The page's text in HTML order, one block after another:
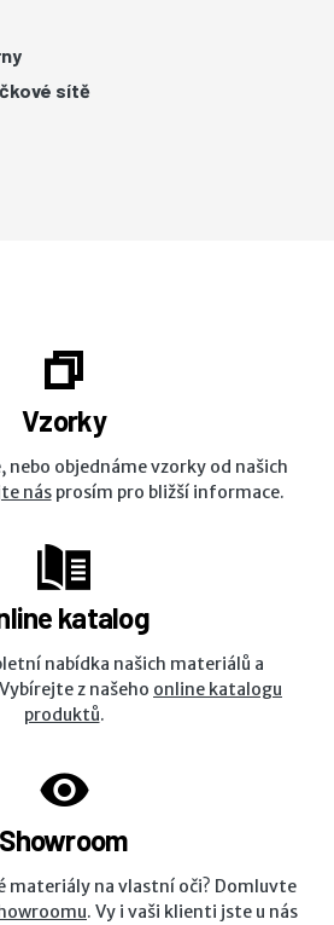
sítě
Vzorky
nebo objednáme vzorky od našich
násprosím pro bližší informace.
katalog
nabídka našich materiálů a
z našeho online katalogu
produktů.
Showroom
materiály na vlastní oči? Domluvte
. Vy i vaši klienti jste u nás